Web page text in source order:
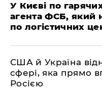
У Києві по
агента ФСБ, який
по логістичних
США й Україна
сфері, яка прямо
Росією